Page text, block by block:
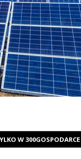
W 300GOSPODARCE